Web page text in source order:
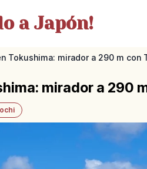
a Japón!
Tokushima: mirador a 290 m con
mirador a 290